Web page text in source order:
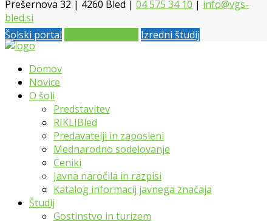
Prešernova 32 | 4260 Bled | 04 575 34 10 | info@vgs-
bled.si
Šolski portal
Izredni študij
Domov
Novice
O šoli
Predstavitev
RIKLIBled
Predavatelji in zaposleni
Mednarodno sodelovanje
Ceniki
Javna naročila in razpisi
Katalog informacij javnega značaja
Študij
Gostinstvo in turizem